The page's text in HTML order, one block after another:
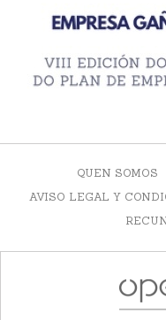
QUEN SOMOS
AVISO LEGAL Y